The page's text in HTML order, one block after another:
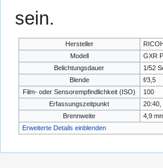
sein.
Hersteller
Modell
GXR
Belichtungsdauer
1/52
Blende
f/3,5
Film- oder Sensorempfindlichkeit (ISO)
100
Erfassungszeitpunkt
20:40,
Brennweite
4,9
Erweiterte Details einblenden